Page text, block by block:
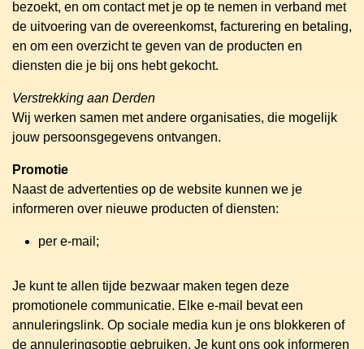
bezoekt, en om contact met je op te nemen in verband met
de uitvoering van de overeenkomst, facturering en betaling,
en om een overzicht te geven van de producten en
diensten die je bij ons hebt gekocht.
Verstrekking aan Derden
Wij werken samen met andere organisaties, die mogelijk
jouw persoonsgegevens ontvangen.
Promotie
Naast de advertenties op de website kunnen we je
informeren over nieuwe producten of diensten:
per e-mail;
Je kunt te allen tijde bezwaar maken tegen deze
promotionele communicatie. Elke e-mail bevat een
annuleringslink. Op sociale media kun je ons blokkeren of
de annuleringsoptie gebruiken. Je kunt ons ook informeren